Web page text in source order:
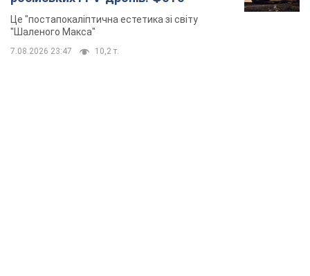
Це "постапокаліптична естетика зі світу
"Шаленого Макса"
7.08.2026 23:47 10,2 т.